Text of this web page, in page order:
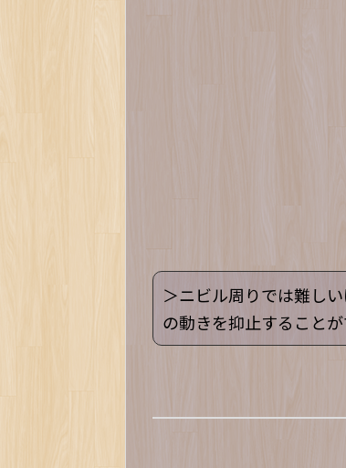
＞ニビル周りでは難し
の動きを抑止すること